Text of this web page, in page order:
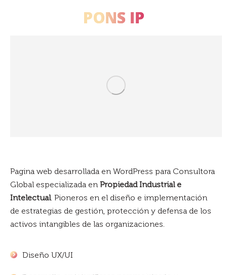
PONS IP
Estás aquí:
Pagina web desarrollada en WordPress para Consultora
Global especializada en Propiedad Industrial e
Intelectual. Pioneros en el diseño e implementación
de estrategias de gestión, protección y defensa de los
activos intangibles de las organizaciones.
Diseño UX/UI